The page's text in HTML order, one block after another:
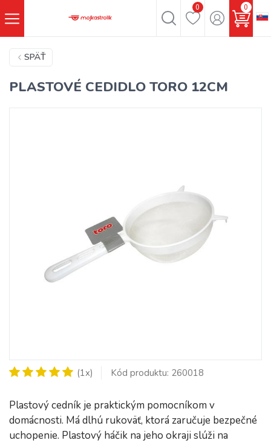
0 0
SPÄŤ
PLASTOVÉ CEDIDLO TORO 12CM
(1x) Kód produktu: 260018
Plastový cedník je praktickým pomocníkom v
domácnosti. Má dlhú rukoväť, ktorá zaručuje bezpečné
uchopenie. Plastový háčik na jeho okraji slúži na